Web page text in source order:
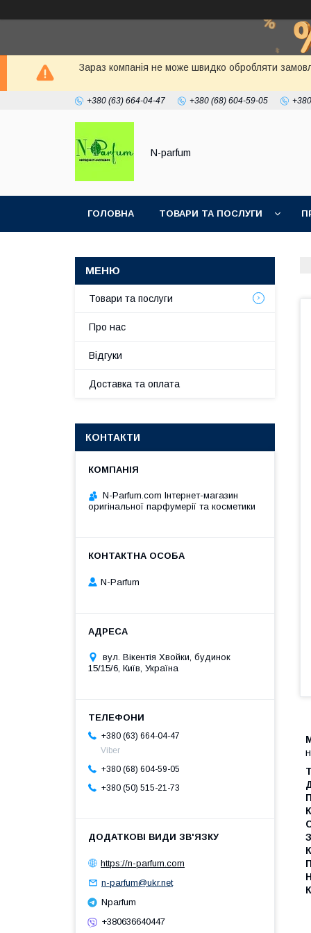
Зараз компанія не може швидко обробляти
+380 (63) 664-04-47 +380 (68) 604-59-05
N-parfum
ГОЛОВНА ТОВАРИ ТА ПОСЛУГИ
Товари та послуги
Про нас
Відгуки
Доставка та оплата
КОНТАКТИ
N-Parfum.com Інтернет-магазин
оригінальної парфумерії та косметики
N-Parfum
вул. Вікентія Хвойки, будинок
15/15/6, Київ, Україна
+380 (63) 664-04-47
Viber
+380 (68) 604-59-05
+380 (50) 515-21-73
https://n-parfum.com
n-parfum@ukr.net
Nparfum
+380636640447